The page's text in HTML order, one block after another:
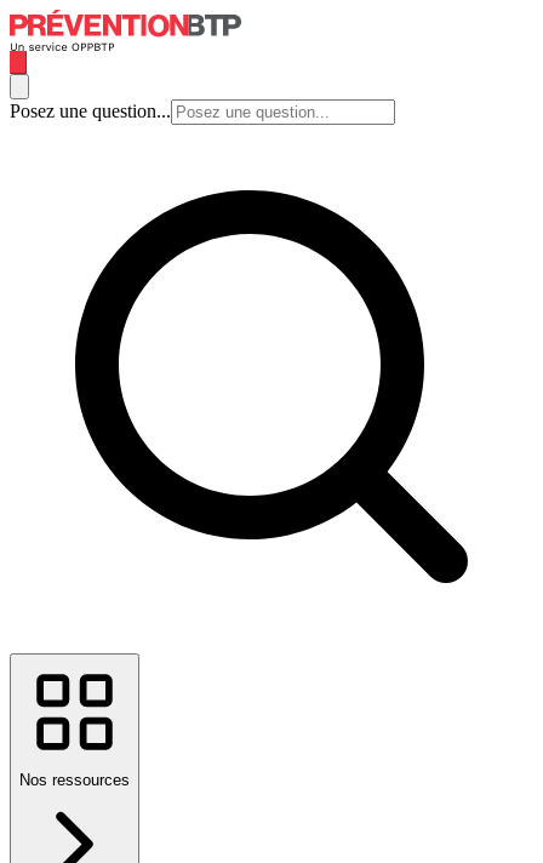
Posez une question...
Nos ressources